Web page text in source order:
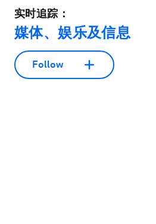
实时追踪：
媒体、娱乐及信息
Follow